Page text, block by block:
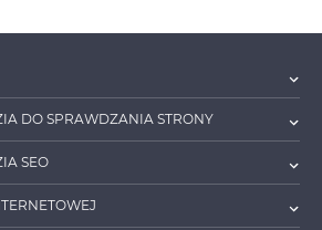
DO SPRAWDZANIA STRONY
SEO